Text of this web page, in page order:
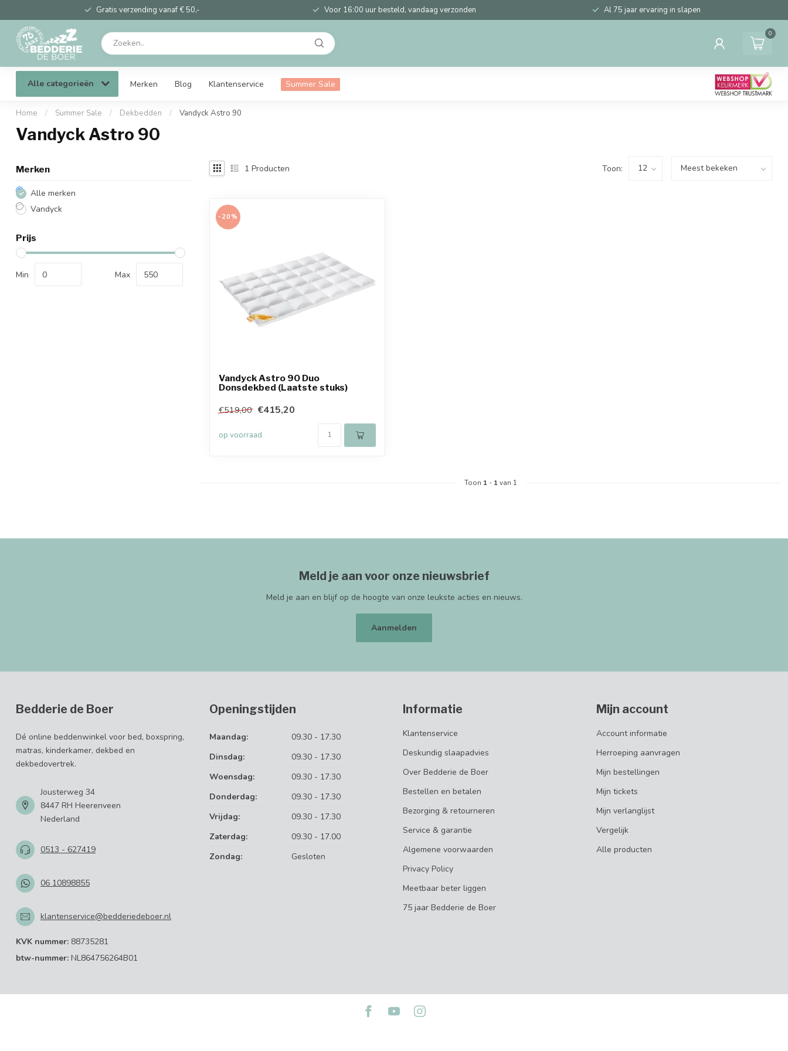
Gratis verzending vanaf € 50,- Voor 16:00 uur besteld, vandaag verzonden Al 75 jaar ervaring in slapen
0
Alle categorieën Merken Blog Klantenservice Summer Sale
Home / Summer Sale / Dekbedden / Vandyck Astro 90
Vandyck Astro 90
Merken
Alle merken
Vandyck
Prijs
Min Max
1 Producten Toon:
-20%
Vandyck Astro 90 Duo
Donsdekbed (Laatste stuks)
€519,00 €415,20
op voorraad
Toon 1 - 1van 1
Meld je aan voor onze nieuwsbrief
Meld je aan en blijf op de hoogte van onze leukste acties en nieuws.
Aanmelden
Bedderie de Boer
Dé online beddenwinkel voor bed, boxspring,
matras, kinderkamer, dekbed en
dekbedovertrek.
Jousterweg 34
8447 RH Heerenveen
Nederland
0513 - 627419
06 10898855
klantenservice@bedderiedeboer.nl
KVK nummer: 88735281
btw-nummer: NL864756264B01
Openingstijden
Maandag:
09.30 - 17.30
Dinsdag:
09.30 - 17.30
Woensdag:
09.30 - 17.30
Donderdag:
09.30 - 17.30
Vrijdag:
09.30 - 17.30
Zaterdag:
09.30 - 17.00
Zondag:
Gesloten
Informatie
Klantenservice
Deskundig slaapadvies
Over Bedderie de Boer
Bestellen en betalen
Bezorging & retourneren
Service & garantie
Algemene voorwaarden
Privacy Policy
Meetbaar beter liggen
75 jaar Bedderie de Boer
Mijn account
Account informatie
Herroeping aanvragen
Mijn bestellingen
Mijn tickets
Mijn verlanglijst
Vergelijk
Alle producten